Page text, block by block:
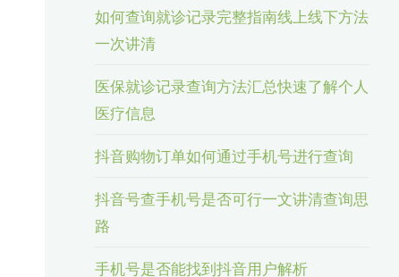
如何查询就诊记录完整指南线上线下方法
一次讲清
医保就诊记录查询方法汇总快速了解个人
医疗信息
抖音购物订单如何通过手机号进行查询
抖音号查手机号是否可行一文讲清查询思
路
手机号是否能找到抖音用户解析